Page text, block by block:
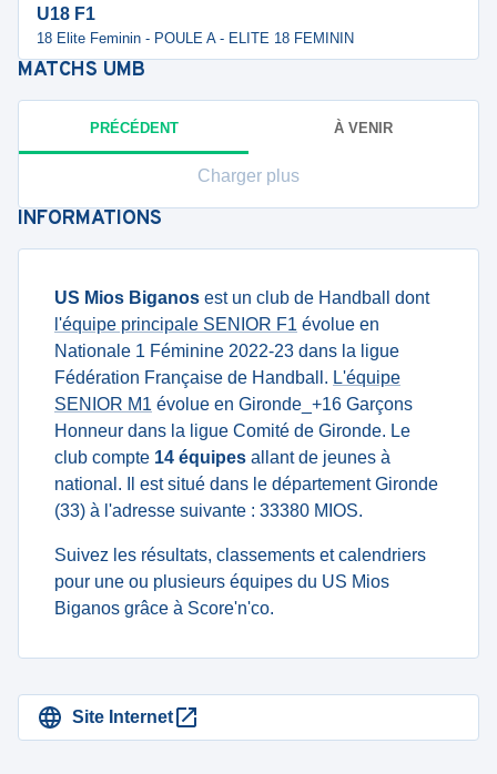
U18 F1
18 Elite Feminin - POULE A - ELITE 18 FEMININ
MATCHS UMB
PRÉCÉDENT À VENIR
Charger plus
INFORMATIONS
US Mios Biganos est un club de Handball dont
l'équipe principale SENIOR F1 évolue en
Nationale 1 Féminine 2022-23 dans la ligue
Fédération Française de Handball. L'équipe
SENIOR M1 évolue en Gironde_+16 Garçons
Honneur dans la ligue Comité de Gironde. Le
club compte 14 équipes allant de jeunes à
national. Il est situé dans le département Gironde
(33) à l'adresse suivante : 33380 MIOS.
Suivez les résultats, classements et calendriers
pour une ou plusieurs équipes du US Mios
Biganos grâce à Score'n'co.
Site Internet